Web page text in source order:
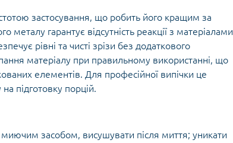
застосування, що робить його кращим за
металу гарантує відсутність реакції з матеріалами
рівні та чисті зрізи без додаткового
матеріалу при правильному використанні, що
елементів. Для професійної випічки це
підготовку порцій.
засобом, висушувати після миття; уникати